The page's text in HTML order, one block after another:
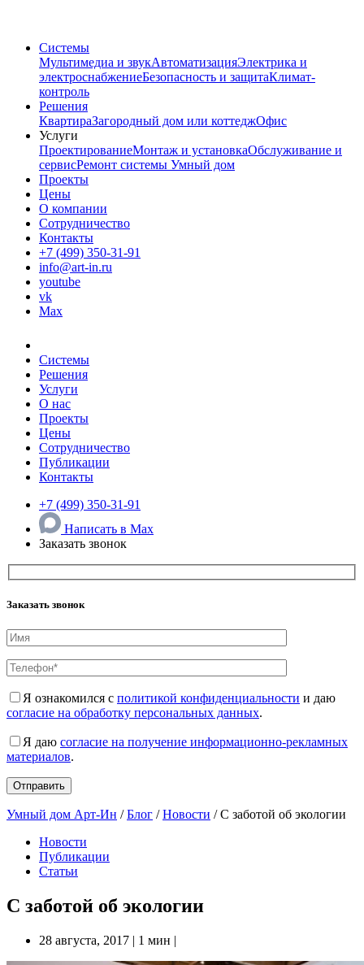
Системы
Мультимедиа и звукАвтоматизацияЭлектрика и
электроснабжениеБезопасность и защитаКлимат-
контроль
Решения
КвартираЗагородный дом или коттеджОфис
Услуги
ПроектированиеМонтаж и установкаОбслуживание и
сервисРемонт системы Умный дом
Проекты
Цены
О компании
Сотрудничество
Контакты
+7 (499) 350-31-91
info@art-in.ru
youtube
vk
Max
Системы
Решения
Услуги
О нас
Проекты
Цены
Сотрудничество
Публикации
Контакты
+7 (499) 350-31-91
Написать в Max
Заказать звонок
Заказать звонок
Я ознакомился с политикой конфиденциальности и даю
согласие на обработку персональных данных.
Я даю согласие на получение информационно-рекламных
материалов.
Умный дом Арт-Ин /Блог /Новости /С заботой об экологии
Новости
Публикации
Статьи
С заботой об экологии
28 августа, 2017 | 1 мин |